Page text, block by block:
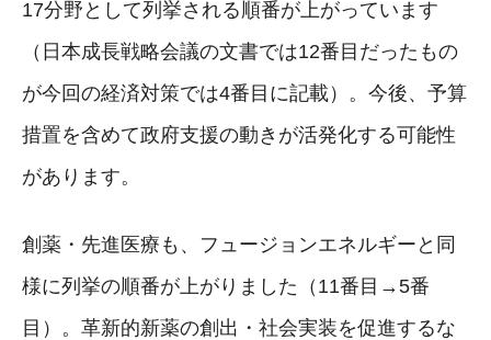
17分野として列挙される順番が上がっています
（日本成長戦略会議の文書では12番目だったもの
が今回の経済対策では4番目に記載）。今後、予算
措置を含めて政府支援の動きが活発化する可能性
があります。
創薬・先進医療も、フュージョンエネルギーと同
様に列挙の順番が上がりました（11番目→5番
目）。革新的新薬の創出・社会実装を促進するな